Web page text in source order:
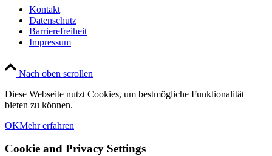
Kontakt
Datenschutz
Barrierefreiheit
Impressum
Nach oben scrollen
Diese Webseite nutzt Cookies, um bestmögliche Funktionalität
bieten zu können.
OKMehr erfahren
Cookie and Privacy Settings